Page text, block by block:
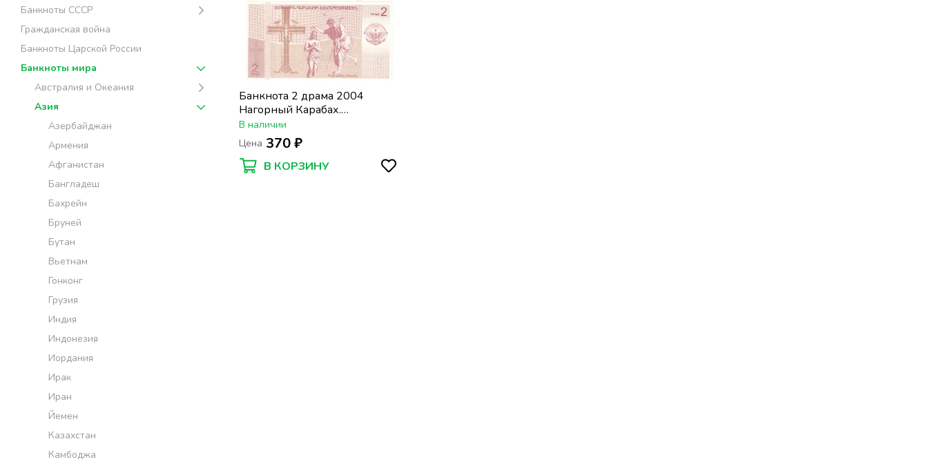
Банкноты СССР
Гражданская война
Банкноты Царской России
Банкноты мира
Австралия и Океания
Азия
Азербайджан
Армения
Афганистан
Бангладеш
Бахрейн
Бруней
Бутан
Вьетнам
Гонконг
Грузия
Индия
Индонезия
Иордания
Ирак
Иран
Йемен
Казахстан
Камбоджа
Банкнота 2 драма 2004
Нагорный Карабах.
Монастырь Гандзасар
В наличии
Цена 370 ₽
В КОРЗИНУ